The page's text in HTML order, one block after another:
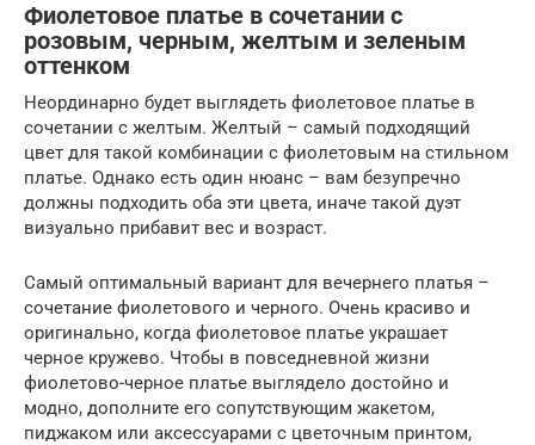
Фиолетовое платье в сочетании с
розовым, черным, желтым и зеленым
оттенком
Неординарно будет выглядеть фиолетовое платье в
сочетании с желтым. Желтый – самый подходящий
цвет для такой комбинации с фиолетовым на стильном
платье. Однако есть один нюанс – вам безупречно
должны подходить оба эти цвета, иначе такой дуэт
визуально прибавит вес и возраст.
Самый оптимальный вариант для вечернего платья –
сочетание фиолетового и черного. Очень красиво и
оригинально, когда фиолетовое платье украшает
черное кружево. Чтобы в повседневной жизни
фиолетово-черное платье выглядело достойно и
модно, дополните его сопутствующим жакетом,
пиджаком или аксессуарами с цветочным принтом,